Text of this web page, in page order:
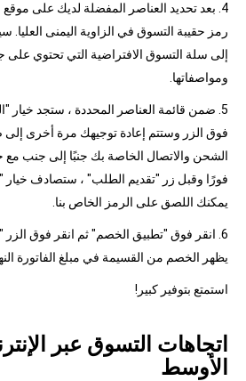
4. بعد تحديد العناصر المفضلة لديك على
رمز حقيبة التسوق في الزاوية اليمنى العليا.
إلى سلة التسوق الافتراضية التي تحتوي على
ومواصفاتها.
5. ضمن قائمة العناصر المحددة ، ستجد خيار
فوق الزر وستتم إعادة توجيهك مرة أخرى
الشحن والاتصال الخاصة بك جنبًا إلى جنب مع
فورًا وقبل زر "تقديم الطلب" ، ستصادف
يمكنك اللصق على الرمز الخاص بنا.
6. انقر فوق "تطبيق الخصم" ثم انقر فوق
يظهر الخصم من القسيمة في مبلغ الفاتورة
استمتع بتوفير كبير!
اتجاهات التسوق عبر
الأوسط